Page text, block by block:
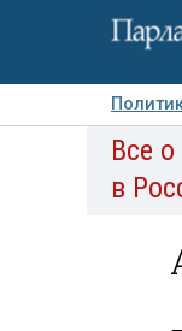
Авторы
Все
в